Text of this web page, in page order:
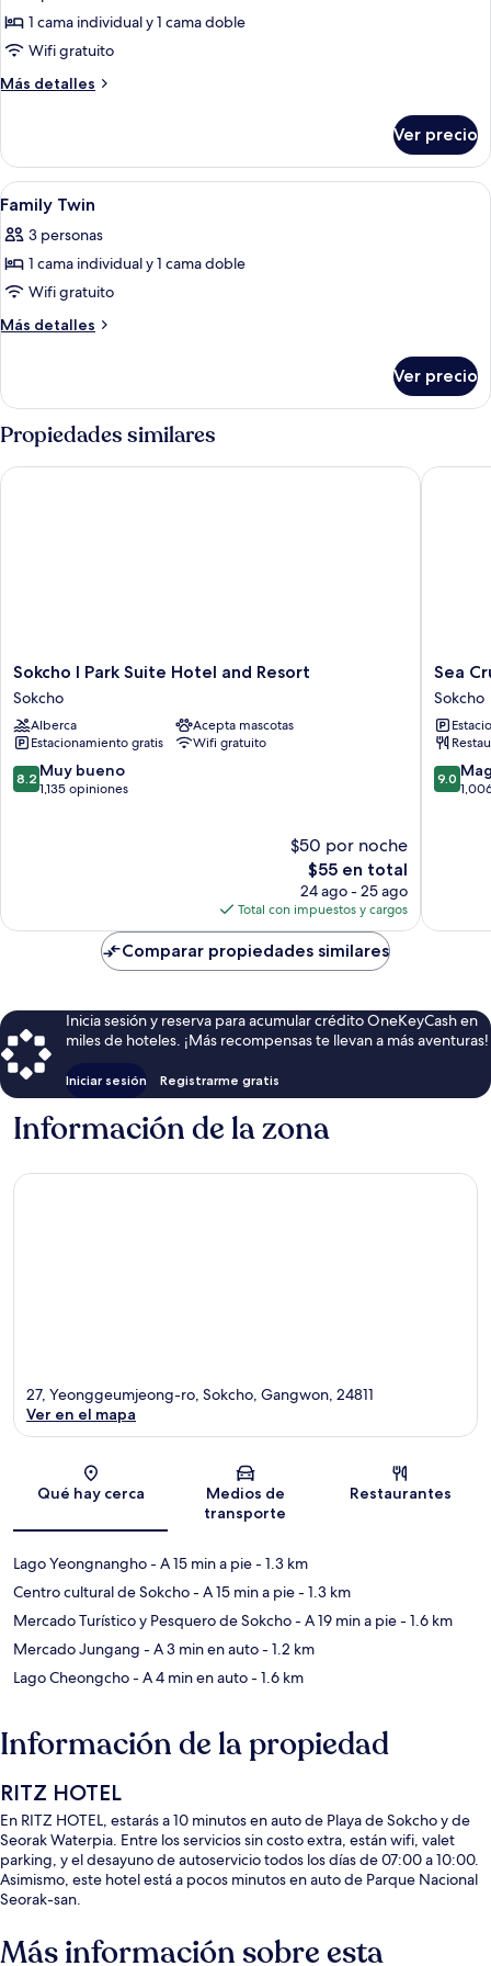
fotos
de
Family
Ondol
1 cama individual y 1 cama doble
Wifi gratuito
Más detalles
Más
Premium
Twin
Ondol
Ver precio
Abrir
todas
las
fotos
de
Family
Ropa de cama de alta calidad,
4
Family Twin
3 personas
1 cama individual y 1 cama doble
Wifi gratuito
Más detalles
Más
Twin
Ver precio
Propiedades similares
Sokcho
I
Park
Suite
Hotel
and
Resort
Sokcho I Park Suite Hotel and Resort
Sokcho
Alberca
Acepta mascotas
Estacionamiento gratis
Wifi gratuito
8.2
de
8.2 Muy bueno
1,135 opiniones
$50 por noche
El
precio
actual
es
de
$55
$55 en total
24 ago - 25 ago
Total con impuestos y cargos
Sokcho I Park Suite Hotel and Resort
Sea
Cruise
Hotel
Sokcho
Sea
Sokcho
9.0
de
9.0
Sea
Comparar propiedades similares
Inicia sesión y reserva para acumular crédito OneKeyCash en
miles de hoteles. ¡Más recompensas te llevan a más aventuras!
Iniciar sesión Registrarme gratis
Información de la zona
Sección del mapa
27, Yeonggeumjeong-ro, Sokcho, Gangwon, 24811
Ver en el mapa
Qué hay cerca
Medios de
transporte
Restaurantes
Lago Yeongnangho- A 15 min a pie- 1.3 km
Centro cultural de Sokcho- A 15 min a pie- 1.3 km
Mercado Turístico y Pesquero de Sokcho- A 19 min a pie- 1.6 km
Mercado Jungang - A 3 min en auto- 1.2 km
Lago Cheongcho- A 4 min en auto- 1.6 km
Información de la propiedad
RITZ HOTEL
En RITZ HOTEL, estarás a 10 minutos en auto de Playa de Sokcho y de
Seorak Waterpia. Entre los servicios sin costo extra, están wifi, valet
parking, y el desayuno de autoservicio todos los días de 07:00 a 10:00.
Asimismo, este hotel está a pocos minutos en auto de Parque Nacional
Seorak-san.
Más información sobre esta